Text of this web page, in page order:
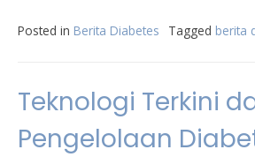
Posted in Berita Diabetes Tagged berita
Teknologi Terkini
Pengelolaan